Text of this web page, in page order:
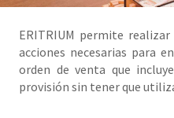
ERITRIUM permite
acciones necesarias para
orden de venta que
provisión sin tener que